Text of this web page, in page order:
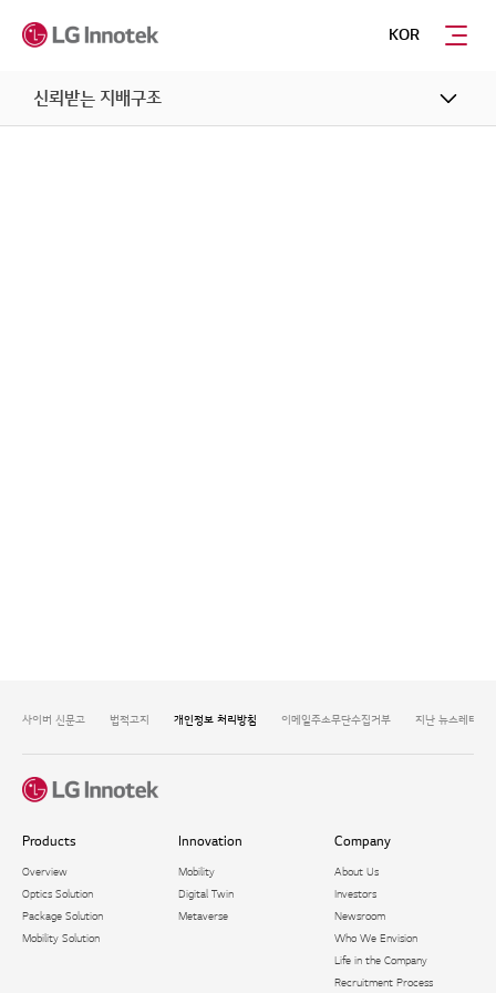
KOR
신뢰받는 지배구조
사이버 신문고 법적고지 개인정보 처리방침 이메일주소무단수집거부 지난 뉴스레터 보
Products
Overview
Optics Solution
Package Solution​
Mobility Solution
Innovation
Mobility
Digital Twin
Metaverse
Company
About Us
Investors
Newsroom
Who We Envision
Life in the Company
Recruitment Process